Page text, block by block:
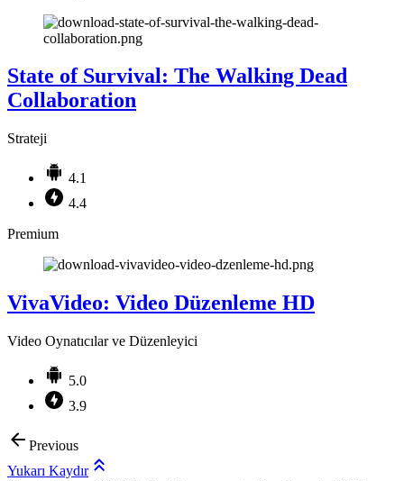
State of Survival: The Walking Dead
Collaboration
Strateji
4.1
4.4
Premium
VivaVideo: Video Düzenleme HD
Video Oynatıcılar ve Düzenleyici
5.0
3.9
Previous
Yukarı Kaydır